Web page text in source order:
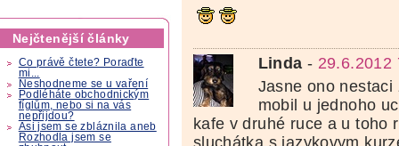
Nejčtenější články
Co právě čtete? Poraďte
mi...
Neshodneme se u vaření
Podléháte obchodnickým
fíglům, nebo si na vás
nepřijdou?
Asi jsem se zbláznila aneb
Rozhodla jsem se
Linda - 29.6.2012
Jasne ono
mobil u jednoho
kafe v druhé ruce a u toho